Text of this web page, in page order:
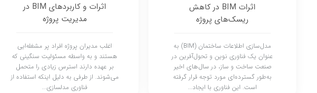
اثرات BIM در کاهش
ریسک‌های پروژه
مدل‌سازی اطلاعات ساختمان (BIM) به
عنوان یک فناوری نوین و تحول‌آفرین در
صنعت ساخت و ساز، در سال‌های اخیر
به‌طور گسترده‌ای مورد توجه قرار گرفته
است. این فناوری با ایجاد...
اثرات و کاربردهای BIM در
مدیریت پروژه
اغلب مدیران پروژه افراد پر مشغله‌ایی
هستند و به واسطه مسئولیت سنگینی که
بر عهده دارند استرس زیادی را متحمل
می‌شوند. از طرفی به دلیل اینکه استفاده از
فناوری مدلسازی...